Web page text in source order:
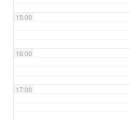
15:00
16:00
17:00